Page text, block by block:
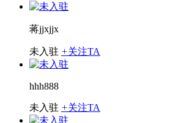
蒋jjxjjx
未入驻 +关注TA
hhh888
未入驻 +关注TA